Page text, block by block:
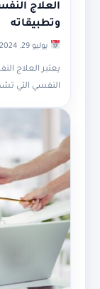
العلاج
وتطبيقاته
يوليو 29, 2024
يعتبر العلاج
النفسي التي